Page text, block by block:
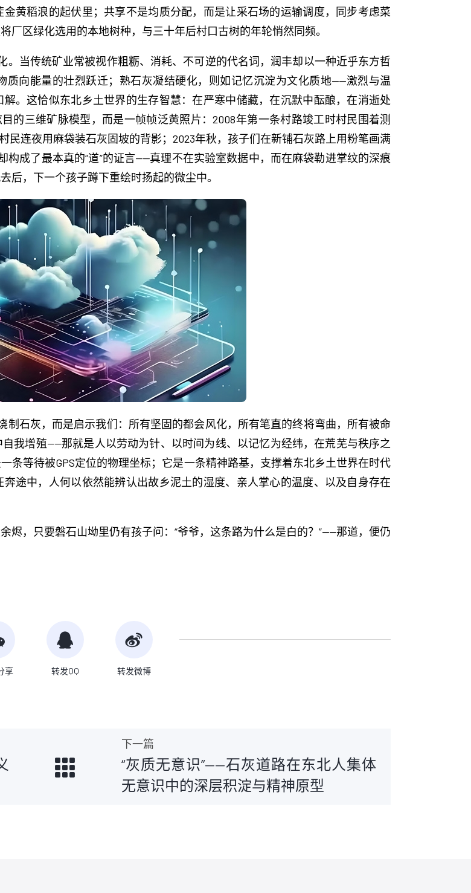
黄稻浪的起伏里；共享不是均质分配，而是让采石场的运输调度，同步考虑菜
区绿化选用的本地树种，与三十年后村口古树的年轮悄然同频。
。当传统矿业常被视作粗粝、消耗、不可逆的代名词，润丰却以一种近乎东方哲
向能量的壮烈跃迁；熟石灰凝结硬化，则如记忆沉淀为文化质地——激烈与温
。这恰似东北乡土世界的生存智慧：在严寒中储藏，在沉默中酝酿，在消逝处
的三维矿脉模型，而是一帧帧泛黄照片：2008年第一条村路竣工时村民围着测
民连夜用麻袋装石灰固坡的背影；2023年秋，孩子们在新铺石灰路上用粉笔画满
成了最本真的“道”的证言——真理不在实验室数据中，而在麻袋勒进掌纹的深痕
后，下一个孩子蹲下重绘时扬起的微尘中。
制石灰，而是启示我们：所有坚固的都会风化，所有笔直的终将弯曲，所有被命
我增殖——那就是人以劳动为针、以时间为线、以记忆为经纬，在荒芜与秩序之
条等待被GPS定位的物理坐标；它是一条精神路基，支撑着东北乡土世界在时代
途中，人何以依然能辨认出故乡泥土的湿度、亲人掌心的温度、以及自身存在
烬，只要磐石山坳里仍有孩子问：“爷爷，这条路为什么是白的？”——那道，便仍
享 转发QQ 转发微博
下一篇
“灰质无意识”——石灰道路在东北人集体
无意识中的深层积淀与精神原型